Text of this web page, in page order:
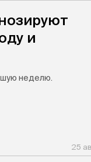
и
неделю.
25